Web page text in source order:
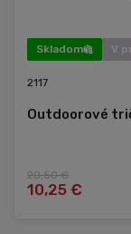
Skladom V
2117
Outdoorové
20,50 €
10,25 €